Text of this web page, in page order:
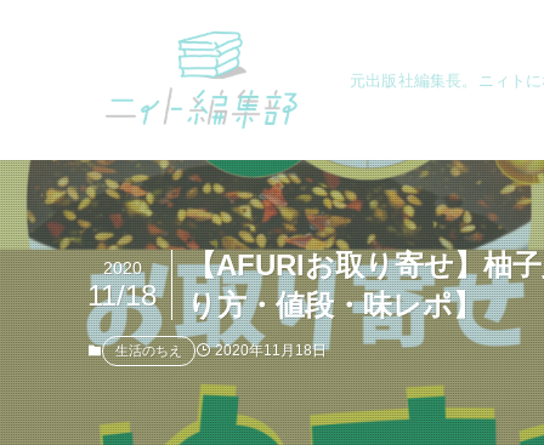
元出版社編集長。ニィト
【AFURIお取り寄せ】柚
り方・値段・味レポ】
2020
11/18
生活のちえ 2020年11月18日